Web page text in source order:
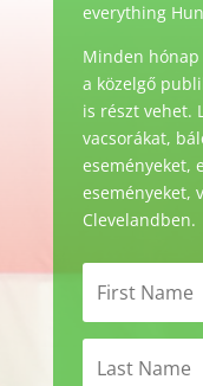
everything
Minden
a közelgő
is részt vehet.
vacsorákat,
eseményeket,
eseményeket,
Clevelandben.